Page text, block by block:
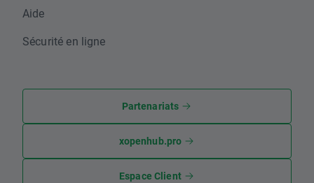
Aide
Sécurité en ligne
Partenariats
xopenhub.pro
Espace Client